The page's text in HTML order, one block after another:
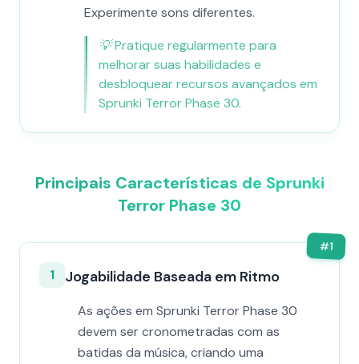
Experimente sons diferentes.
💡Pratique regularmente para
melhorar suas habilidades e
desbloquear recursos avançados em
Sprunki Terror Phase 30.
Principais Características de Sprunki
Terror Phase 30
#1
1 Jogabilidade Baseada em Ritmo
As ações em Sprunki Terror Phase 30
devem ser cronometradas com as
batidas da música, criando uma